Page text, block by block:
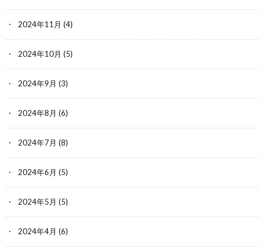
2024年11月 (4)
2024年10月 (5)
2024年9月 (3)
2024年8月 (6)
2024年7月 (8)
2024年6月 (5)
2024年5月 (5)
2024年4月 (6)